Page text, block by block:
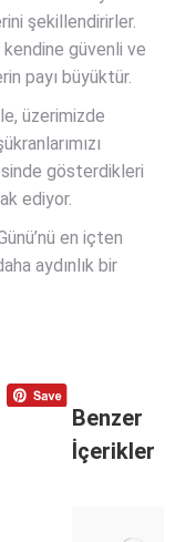
şekillendirirler.
kendine güvenli ve
payı büyüktür.
üzerimizde
gösterdikleri
ediyor.
en içten
aydınlık bir
Benzer
İçerikler